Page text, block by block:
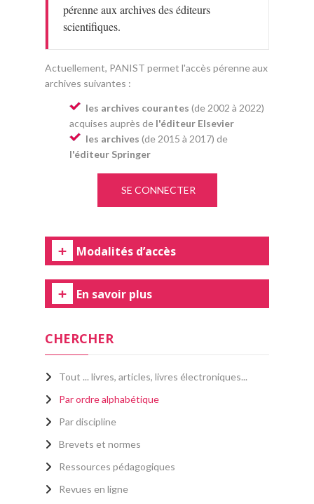
pérenne aux archives des éditeurs
scientifiques.
Actuellement, PANIST permet l'accès pérenne aux
archives suivantes :
les archives courantes (de 2002 à 2022)
acquises auprès de l'éditeur Elsevier
les archives (de 2015 à 2017) de
l'éditeur Springer
SE CONNECTER
Modalités d’accès
En savoir plus
CHERCHER
Tout ... livres, articles, livres électroniques...
Par ordre alphabétique
Par discipline
Brevets et normes
Ressources pédagogiques
Revues en ligne